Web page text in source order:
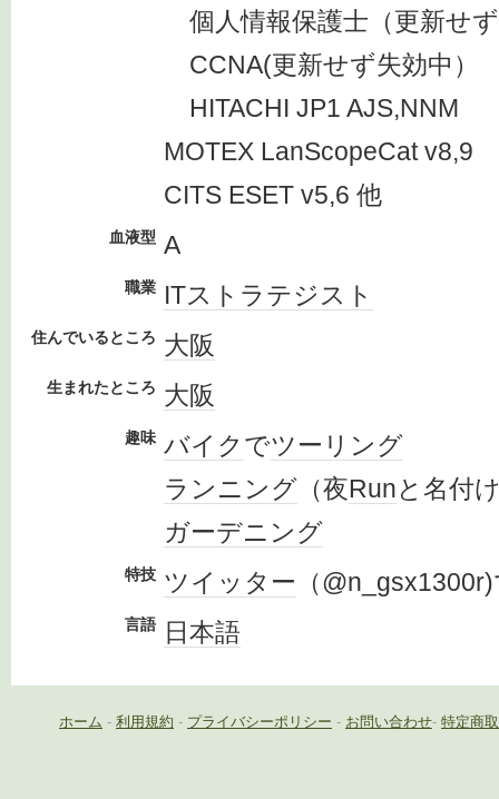
個人情報保護士（更新せ
CCNA(更新せず失効中）
HITACHI JP1 AJS,NNM
MOTEX LanScopeCat v8,9
CITS ESET v5,6 他
血液型 A
職業 ITストラテジスト
住んでいるところ 大阪
生まれたところ 大阪
趣味 バイク でツーリング
ランニング （夜Runと名付
ガーデニング
特技 ツイッター （
言語 日本語
ホーム - 利用規約 - プライバシーポリシー - お問い合わせ- 特定商